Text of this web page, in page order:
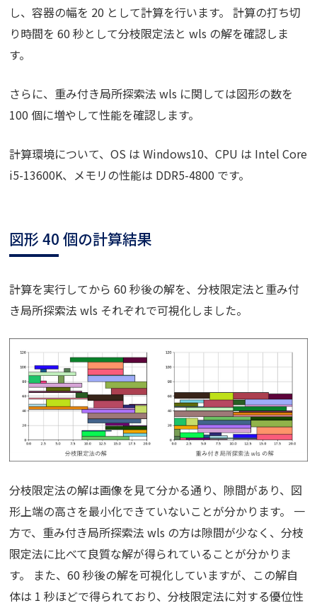
し、容器の幅を 20 として計算を行います。 計算の打ち切
り時間を 60 秒として分枝限定法と wls の解を確認しま
す。
さらに、重み付き局所探索法 wls に関しては図形の数を
100 個に増やして性能を確認します。
計算環境について、OS は Windows10、CPU は Intel Core
i5-13600K、メモリの性能は DDR5-4800 です。
図形 40 個の計算結果
計算を実行してから 60 秒後の解を、分枝限定法と重み付
き局所探索法 wls それぞれで可視化しました。
分枝限定法の解は画像を見て分かる通り、隙間があり、図
形上端の高さを最小化できていないことが分かります。 一
方で、重み付き局所探索法 wls の方は隙間が少なく、分枝
限定法に比べて良質な解が得られていることが分かりま
す。 また、60 秒後の解を可視化していますが、この解自
体は 1 秒ほどで得られており、分枝限定法に対する優位性